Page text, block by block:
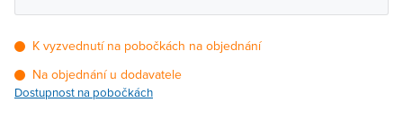
K vyzvednutí na pobočkách na objednání
Na objednání u dodavatele
Dostupnost na pobočkách